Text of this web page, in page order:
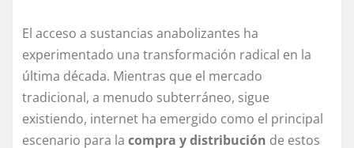
El acceso a sustancias anabolizantes ha
experimentado una transformación radical en la
última década. Mientras que el mercado
tradicional, a menudo subterráneo, sigue
existiendo, internet ha emergido como el principal
escenario para la compra y distribución de estos